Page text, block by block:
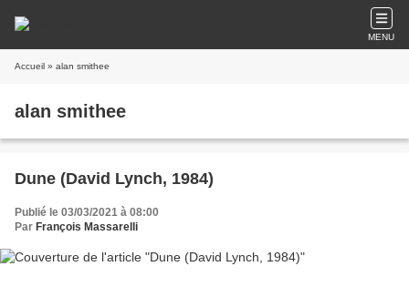
MENU
Accueil » alan smithee
alan smithee
Dune (David Lynch, 1984)
Publié le 03/03/2021 à 08:00
Par François Massarelli